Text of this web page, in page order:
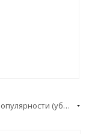
По популярности (убывание)